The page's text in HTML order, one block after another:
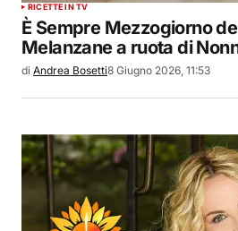
RICETTE IN TV
È Sempre Mezzogiorno
Melanzane a ruota di
di Andrea Bosetti8 Giugno 2026, 11:53